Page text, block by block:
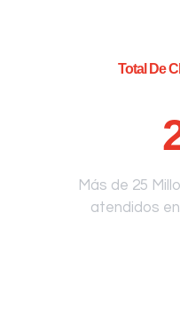
Total De
Más de 25
atendidos